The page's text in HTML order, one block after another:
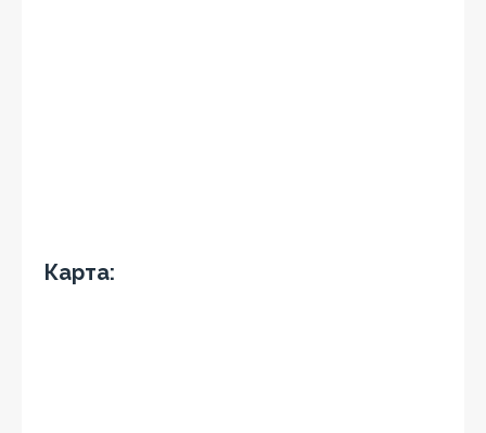
Карта: